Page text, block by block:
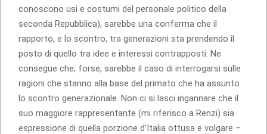
conoscono usi e costumi del personale politico della
seconda Repubblica), sarebbe una conferma che il
rapporto, e lo scontro, tra generazioni sta prendendo il
posto di quello tra idee e interessi contrapposti. Ne
consegue che, forse, sarebbe il caso di interrogarsi sulle
ragioni che stanno alla base del primato che ha assunto
lo scontro generazionale. Non ci si lasci ingannare che il
suo maggiore rappresentante (mi riferisco a Renzi) sia
espressione di quella porzione d’Italia ottusa e volgare –